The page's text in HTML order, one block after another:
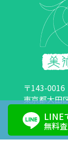
LINE
無料
〒143-0016
東京都大田
営業時間：
0120-